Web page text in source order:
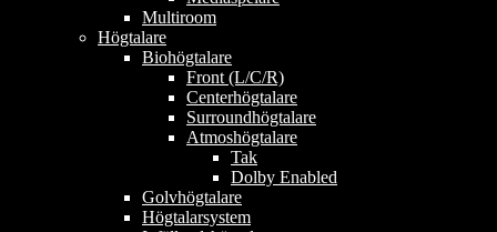
Multiroom
Högtalare
Biohögtalare
Front (L/C/R)
Centerhögtalare
Surroundhögtalare
Atmoshögtalare
Tak
Dolby Enabled
Golvhögtalare
Högtalarsystem